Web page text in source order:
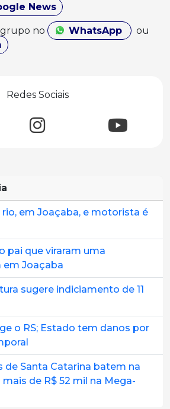
News
no WhatsApp
ou
Redes Sociais
rio, em Joaçaba, e motorista é
pai que viraram uma
em Joaçaba
sugere indiciamento de 11
o RS; Estado tem danos por
de Santa Catarina batem na
de R$ 52 mil na Mega-